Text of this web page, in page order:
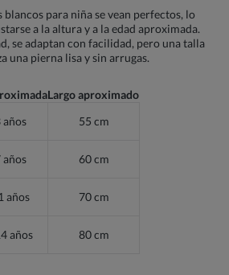
blancos para niña se vean perfectos, lo
a la altura y a la edad aproximada.
se adaptan con facilidad, pero una talla
una pierna lisa y sin arrugas.
Largo aproximado
años 55 cm
años 60 cm
años 70 cm
años 80 cm